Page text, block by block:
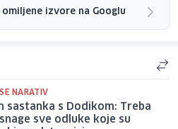
izvore na Googlu
NARATIV
sastanka s Dodikom: Treba
sve odluke koje su